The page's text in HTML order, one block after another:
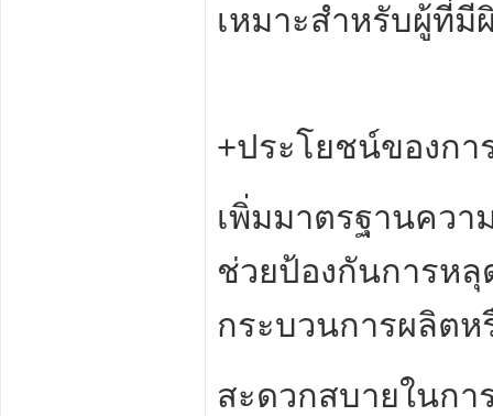
เหมาะสำหรับผู้ที่มี
+ประโยชน์ของก
เพิ่มมาตรฐานควา
ช่วยป้องกันการหลุ
กระบวนการผลิต
สะดวกสบายในกา